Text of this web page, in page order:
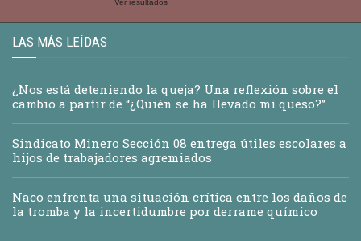
Ver resultados
LAS MÁS LEÍDAS
¿Nos está deteniendo la queja? Una reflexión sobre el
cambio a partir de “¿Quién se ha llevado mi queso?”
Sindicato Minero Sección 08 entrega útiles escolares a
hijos de trabajadores agremiados
Naco enfrenta una situación crítica entre los daños de
la tromba y la incertidumbre por derrame químico